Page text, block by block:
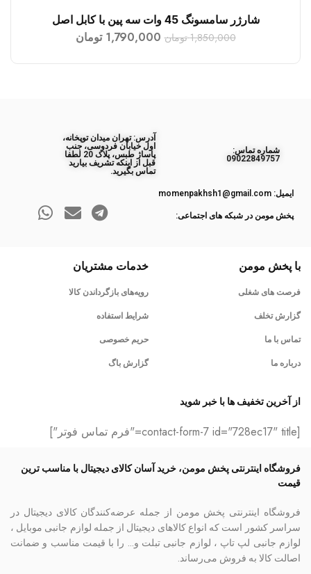
افزودن به سبد خریدشارژر سامسونگ 45 وات سه پین با کابل اصل
1,850,000 تومان 1,790,000 تومان
ﺷﻤﺎره ﺗﻤﺎس:
09022849757
آدرس: تهران میدان توپخانه،
اول خیابان فردوسی، جنب
پاساژ طبس، پلاک 20 لطفا
قبل از اینکه تشریف بیارید
تماس بگیرید.
ایمیل: momenpakhsh1@gmail.com
پخش مومن در شبکه های اجتماعی:
با پخش مومن
فرصت های شغلی
گزارش تخلف
تماس با ما
درباره ما
خدمات مشتریان
رویه‌های بازگرداندن کالا
شرایط استفاده
حریم خصوصی
گزارش باگ
از آخرین تخفیف ها با خبر شوید
[contact-form-7 id="728ec17" title="فرم تماس فوتر"]
فروشگاه اینترنتی پخش مومن، خرید آسان کالای دیجیتال با مناسب ترین
قیمت
فروشگاه اینترنتی پخش مومن از جمله عرضه‌کنندگان کالای دیجیتال در
سراسر کشور است که انواع کالاهای دیجیتال از جمله لوازم جانبی موبایل ،
لوازم جانبی لپ تاپ ، لوازم جانبی تبلت و… را با قیمت مناسب و ضمانت
اصالت کالا به فروش می‌رساند.